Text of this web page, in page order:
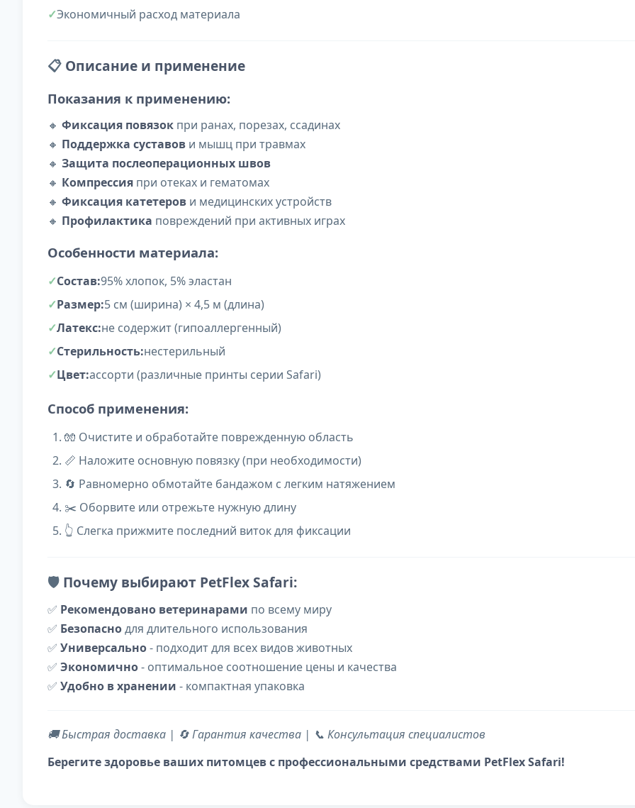
Экономичный расход материала
📋 Описание и применение
Показания к применению:
🔸 Фиксация повязок при ранах, порезах, ссадинах
🔸 Поддержка суставов и мышц при травмах
🔸 Защита послеоперационных швов
🔸 Компрессия при отеках и гематомах
🔸 Фиксация катетеров и медицинских устройств
🔸 Профилактика повреждений при активных играх
Особенности материала:
Состав:95% хлопок, 5% эластан
Размер:5 см (ширина) × 4,5 м (длина)
Латекс:не содержит (гипоаллергенный)
Стерильность:нестерильный
Цвет:ассорти (различные принты серии Safari)
Способ применения:
🧤 Очистите и обработайте поврежденную область
📏 Наложите основную повязку (при необходимости)
🔄 Равномерно обмотайте бандажом с легким натяжением
✂️ Оборвите или отрежьте нужную длину
👆 Слегка прижмите последний виток для фиксации
🛡️ Почему выбирают PetFlex Safari:
✅ Рекомендовано ветеринарами по всему миру
✅ Безопаснодля длительного использования
✅ Универсально- подходит для всех видов животных
✅ Экономично- оптимальное соотношение цены и качества
✅ Удобно в хранении - компактная упаковка
🚚 Быстрая доставка | 🔄 Гарантия качества | 📞 Консультация специалистов
Берегите здоровье ваших питомцев с профессиональными средствами PetFlex Safari!